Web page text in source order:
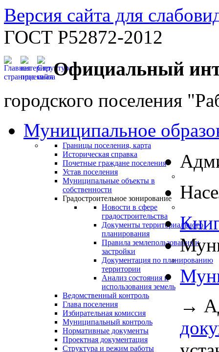
Версия сайта для
ГОСТ Р52872-2012
Официальный
городского поселения
Муниципальное
Границы поселения, карта
Историческая справка
Почетные граждане поселения
Устав поселения
Муниципальные объекты в
собственности
Градостроительное зонирование
Новости в сфере
градостроительства
Документы территориального
планирования
Правила землепользования и
застройки
Документация по планированию
территории
Анализ состояния и
использования земель
Ведомственный контроль
Глава поселения
Избирательная комиссия
Муниципальный контроль
Нормативные документы
Проектная документация
Структура и режим работы
→